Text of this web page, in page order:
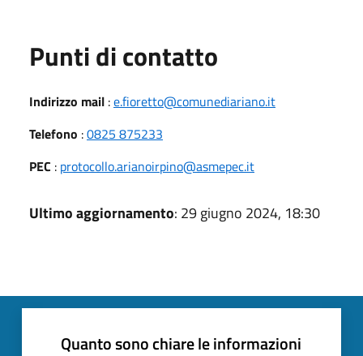
Punti di contatto
Indirizzo mail :e.fioretto@comunediariano.it
Telefono :0825 875233
PEC : protocollo.arianoirpino@asmepec.it
Ultimo aggiornamento: 29 giugno 2024, 18:30
Quanto sono chiare le informazioni